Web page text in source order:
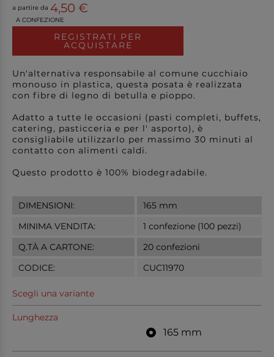
a partire da 4,50 €
A CONFEZIONE
REGISTRATI PER
ACQUISTARE
Un'alternativa responsabile al comune cucchiaio
monouso in plastica, questa posata è realizzata
con fibre di legno di betulla e pioppo.
Adatto a tutte le occasioni (pasti completi, buffets,
catering, pasticceria e per l' asporto), è
consigliabile utilizzarlo per massimo 30 minuti al
contatto con alimenti caldi.
Questo prodotto è 100% biodegradabile.
DIMENSIONI:
165 mm
MINIMA VENDITA:
1 confezione (100 pezzi)
Q.TÀ A CARTONE:
20 confezioni
CODICE:
CUC11970
Scegli una variante
Lunghezza
165 mm